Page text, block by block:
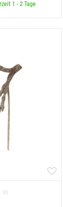
1 - 2 Tage